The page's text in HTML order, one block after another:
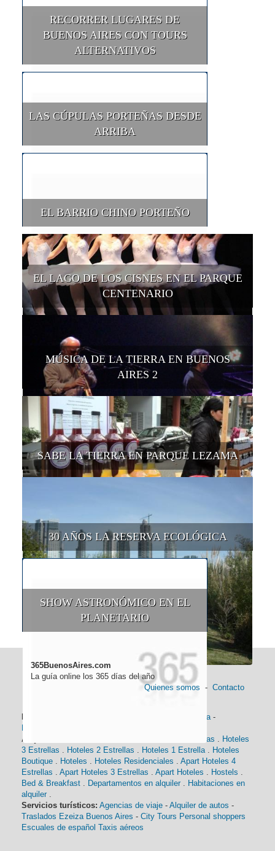
RECORRER LUGARES DE
BUENOS AIRES CON TOURS
ALTERNATIVOS
LAS CÚPULAS PORTEÑAS DESDE
ARRIBA
EL BARRIO CHINO PORTEÑO
EL LAGO DE LOS CISNES EN EL PARQUE
CENTENARIO
MÚSICA DE LA TIERRA EN BUENOS
AIRES 2
SABE LA TIERRA EN PARQUE LEZAMA
30 AÑOS LA RESERVA ECOLÓGICA
SHOW ASTRONÓMICO EN EL
PLANETARIO
365BuenosAires.com
La guía online los 365 días del año
Quienes somos - Contacto
Información general: Historia -
Distancias
Alojamiento:
Hoteles 4 Estrellas
Hoteles
3 Estrellas
Hoteles 2 Estrellas Hoteles 1 Estrella
Hoteles
Boutique
Hoteles Hoteles Residenciales
Apart Hoteles 4
Estrellas
Apart Hoteles 3 Estrellas Apart Hoteles Hostels
Bed & Breakfast
Departamentos en alquiler
Habitaciones en
alquiler
Servicios turísticos: Agencias de viaje - Alquiler de autos -
Traslados Ezeiza Buenos Aires - City Tours Personal shoppers
Escuales de español Taxis aéreos